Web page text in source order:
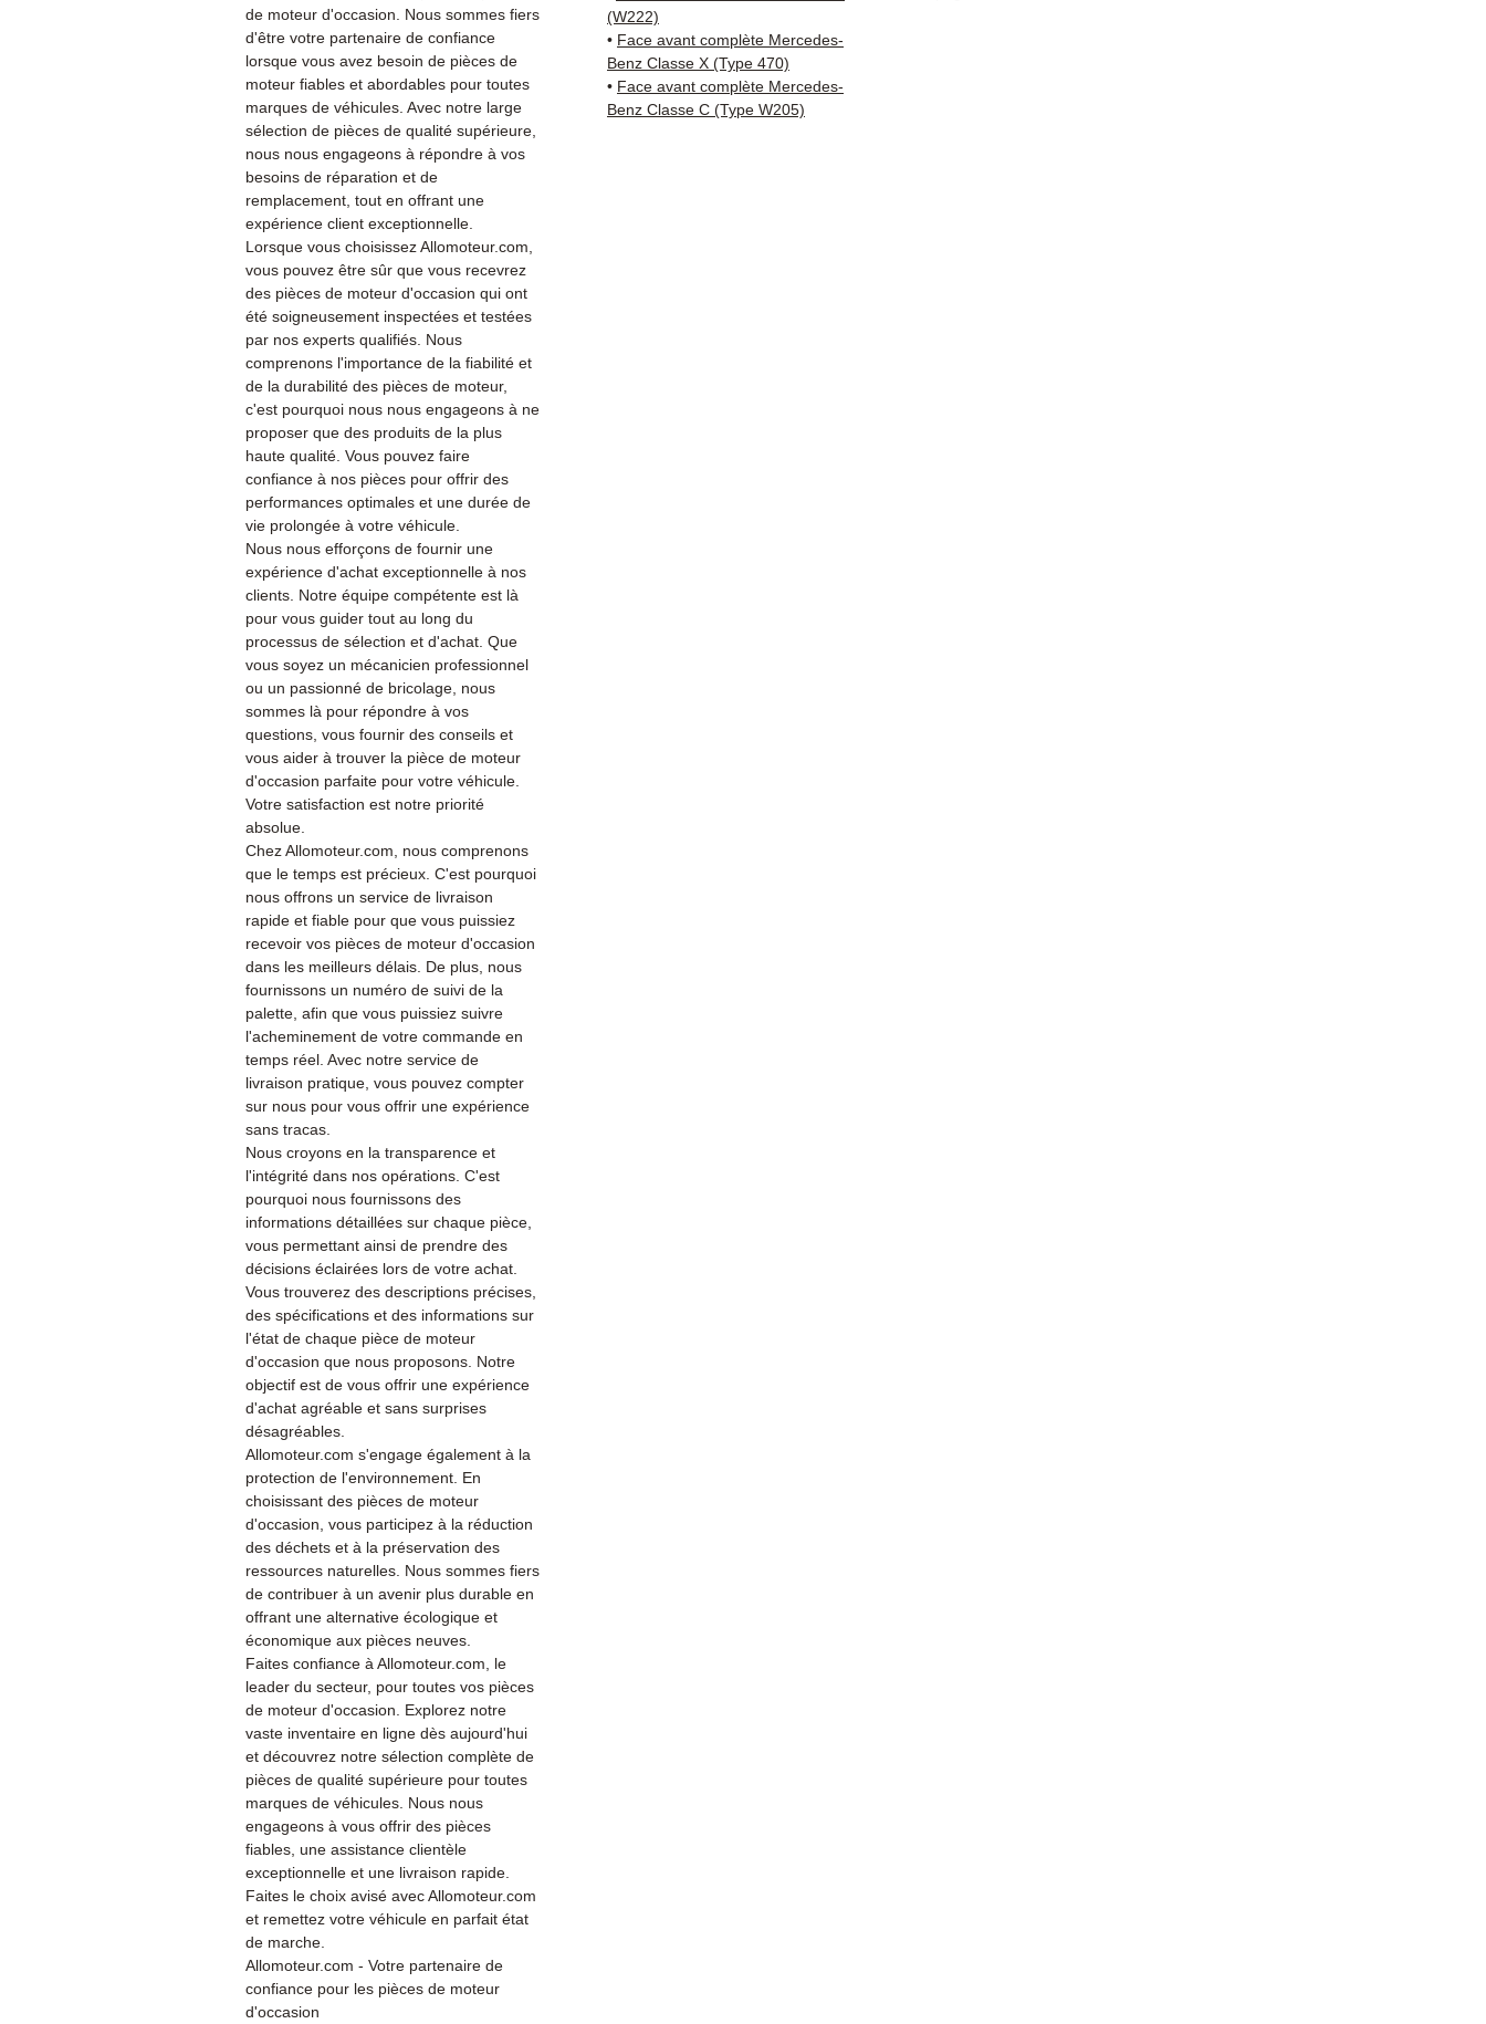
de moteur d'occasion. Nous sommes fiers
d'être votre partenaire de confiance
lorsque vous avez besoin de pièces de
moteur fiables et abordables pour toutes
marques de véhicules. Avec notre large
sélection de pièces de qualité supérieure,
nous nous engageons à répondre à vos
besoins de réparation et de
remplacement, tout en offrant une
expérience client exceptionnelle.
Lorsque vous choisissez Allomoteur.com,
vous pouvez être sûr que vous recevrez
des pièces de moteur d'occasion qui ont
été soigneusement inspectées et testées
par nos experts qualifiés. Nous
comprenons l'importance de la fiabilité et
de la durabilité des pièces de moteur,
c'est pourquoi nous nous engageons à ne
proposer que des produits de la plus
haute qualité. Vous pouvez faire
confiance à nos pièces pour offrir des
performances optimales et une durée de
vie prolongée à votre véhicule.
Nous nous efforçons de fournir une
expérience d'achat exceptionnelle à nos
clients. Notre équipe compétente est là
pour vous guider tout au long du
processus de sélection et d'achat. Que
vous soyez un mécanicien professionnel
ou un passionné de bricolage, nous
sommes là pour répondre à vos
questions, vous fournir des conseils et
vous aider à trouver la pièce de moteur
d'occasion parfaite pour votre véhicule.
Votre satisfaction est notre priorité
absolue.
Chez Allomoteur.com, nous comprenons
que le temps est précieux. C'est pourquoi
nous offrons un service de livraison
rapide et fiable pour que vous puissiez
recevoir vos pièces de moteur d'occasion
dans les meilleurs délais. De plus, nous
fournissons un numéro de suivi de la
palette, afin que vous puissiez suivre
l'acheminement de votre commande en
temps réel. Avec notre service de
livraison pratique, vous pouvez compter
sur nous pour vous offrir une expérience
sans tracas.
Nous croyons en la transparence et
l'intégrité dans nos opérations. C'est
pourquoi nous fournissons des
informations détaillées sur chaque pièce,
vous permettant ainsi de prendre des
décisions éclairées lors de votre achat.
Vous trouverez des descriptions précises,
des spécifications et des informations sur
l'état de chaque pièce de moteur
d'occasion que nous proposons. Notre
objectif est de vous offrir une expérience
d'achat agréable et sans surprises
désagréables.
Allomoteur.com s'engage également à la
protection de l'environnement. En
choisissant des pièces de moteur
d'occasion, vous participez à la réduction
des déchets et à la préservation des
ressources naturelles. Nous sommes fiers
de contribuer à un avenir plus durable en
offrant une alternative écologique et
économique aux pièces neuves.
Faites confiance à Allomoteur.com, le
leader du secteur, pour toutes vos pièces
de moteur d'occasion. Explorez notre
vaste inventaire en ligne dès aujourd'hui
et découvrez notre sélection complète de
pièces de qualité supérieure pour toutes
marques de véhicules. Nous nous
engageons à vous offrir des pièces
fiables, une assistance clientèle
exceptionnelle et une livraison rapide.
Faites le choix avisé avec Allomoteur.com
et remettez votre véhicule en parfait état
de marche.
Allomoteur.com - Votre partenaire de
confiance pour les pièces de moteur
d'occasion
(W222)
• Face avant complète Mercedes-
Benz Classe X (Type 470)
• Face avant complète Mercedes-
Benz Classe C (Type W205)